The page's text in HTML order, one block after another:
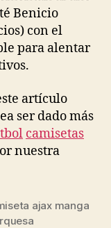
Benicio
con el
para alentar
artículo
ser dado más
camisetas
nuestra
ajax manga